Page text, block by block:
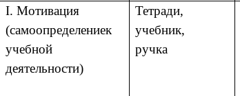
I. Мотивация
(самоопределениек
учебной
деятельности)
Тетради,
учебник,
ручка